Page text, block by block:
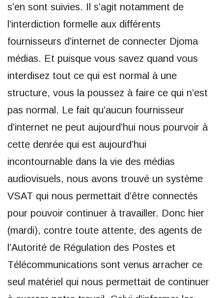
s’en sont suivies. Il s’agit notamment de
l’interdiction formelle aux différents
fournisseurs d’internet de connecter Djoma
médias. Et puisque vous savez quand vous
interdisez tout ce qui est normal à une
structure, vous la poussez à faire ce qui n’est
pas normal. Le fait qu’aucun fournisseur
d’internet ne peut aujourd’hui nous pourvoir à
cette denrée qui est aujourd’hui
incontournable dans la vie des médias
audiovisuels, nous avons trouvé un système
VSAT qui nous permettait d’être connectés
pour pouvoir continuer à travailler. Donc hier
(mardi), contre toute attente, des agents de
l’Autorité de Régulation des Postes et
Télécommunications sont venus arracher ce
seul matériel qui nous permettait de continuer